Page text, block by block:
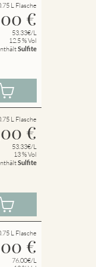
L Flasche
€
53.33€/L
12.5 % Vol
Sulfite
L Flasche
€
53.33€/L
13 % Vol
Sulfite
L Flasche
€
76.00€/L